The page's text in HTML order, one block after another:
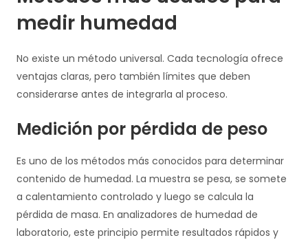
medir humedad
No existe un método universal. Cada tecnología ofrece
ventajas claras, pero también límites que deben
considerarse antes de integrarla al proceso.
Medición por pérdida de peso
Es uno de los métodos más conocidos para determinar
contenido de humedad. La muestra se pesa, se somete
a calentamiento controlado y luego se calcula la
pérdida de masa. En analizadores de humedad de
laboratorio, este principio permite resultados rápidos y